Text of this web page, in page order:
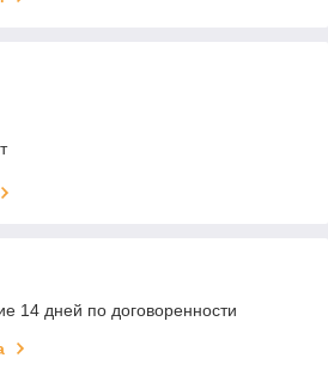
14 дней по договоренности